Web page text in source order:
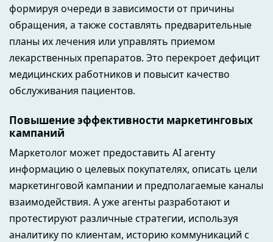
формируя очереди в зависимости от причины
обращения, а также составлять предварительные
планы их лечения или управлять приемом
лекарственных препаратов. Это перекроет дефицит
медицинских работников и повысит качество
обслуживания пациентов.
Повышение эффективности маркетинговых
кампаний
Маркетолог может предоставить AI агенту
информацию о целевых покупателях, описать цели
маркетинговой кампании и предполагаемые каналы
взаимодействия. А уже агенты разработают и
протестируют различные стратегии, используя
аналитику по клиентам, историю коммуникаций с